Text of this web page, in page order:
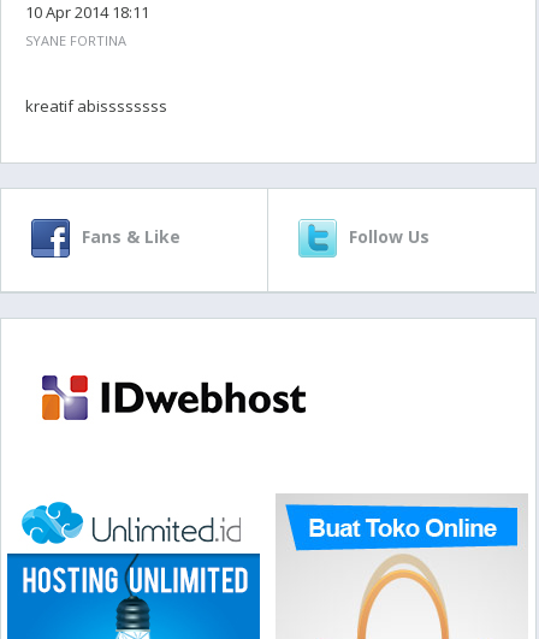
10 Apr 2014 18:11
SYANE FORTINA
kreatif abissssssss
Fans & Like Follow Us